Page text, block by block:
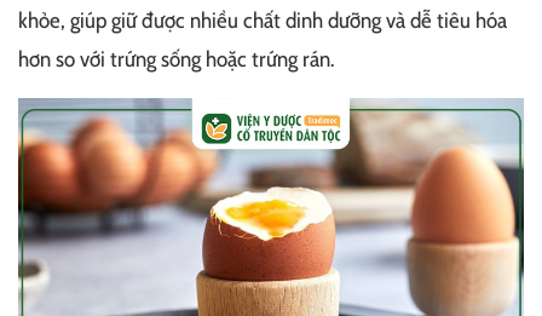
khỏe, giúp giữ được nhiều chất dinh dưỡng và dễ tiêu hóa
hơn so với trứng sống hoặc trứng rán.